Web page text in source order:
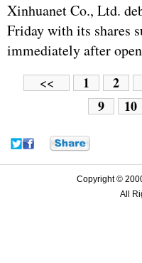
Xinhuanet Co., Ltd.
Friday with its shares
immediately after
<< 1 2
9
10
Copyright ©
All